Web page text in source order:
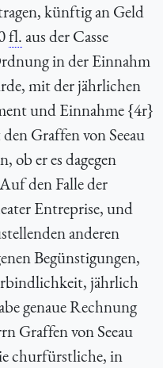
künftig an Geld
fl.aus der Casse
in der Einnahm
mit der jährlichen
und Einnahme {4r}
Graffen von Seeau
ob er es dagegen
den Falle der
Entreprise, und
anderen
Begünstigungen,
jährlich
genaue Rechnung
Graffen von Seeau
churfürstliche, in